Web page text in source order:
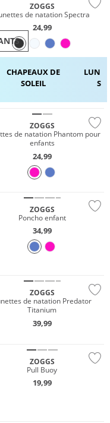
ZOGGS
de natation Spectra
24,99
CHAPEAUX DE
SOLEIL
ZOGGS
de natation Phantom pour
enfants
24,99
ZOGGS
Poncho enfant
34,99
ZOGGS
de natation Predator
Titanium
39,99
ZOGGS
Pull Buoy
19,99